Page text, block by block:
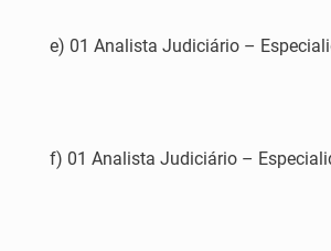
e) 01 Analista Judiciário –
f) 01 Analista Judiciário –